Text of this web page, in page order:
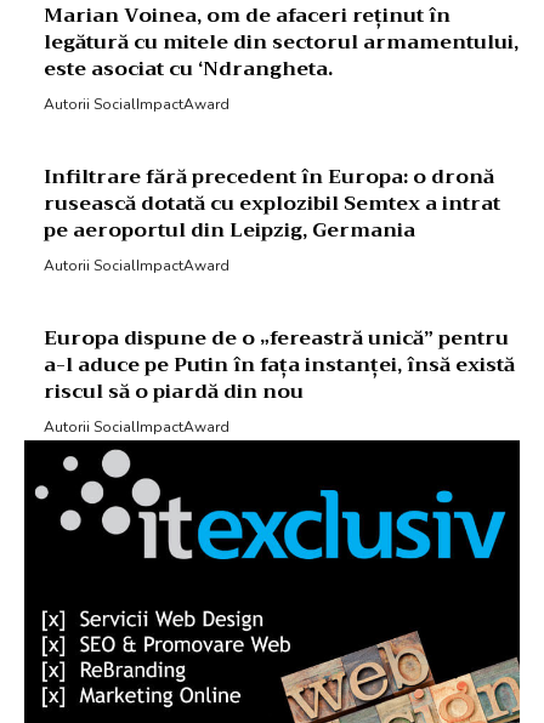
Marian Voinea, om de afaceri reținut în
legătură cu mitele din sectorul armamentului,
este asociat cu ‘Ndrangheta.
Autorii SocialImpactAward
Infiltrare fără precedent în Europa: o dronă
rusească dotată cu explozibil Semtex a intrat
pe aeroportul din Leipzig, Germania
Autorii SocialImpactAward
Europa dispune de o „fereastră unică” pentru
a-l aduce pe Putin în fața instanței, însă există
riscul să o piardă din nou
Autorii SocialImpactAward